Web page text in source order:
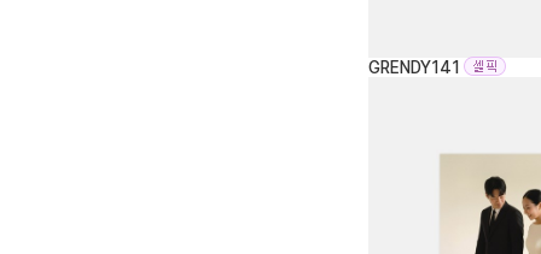
GRENDY141